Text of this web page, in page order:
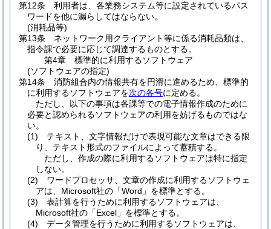
第12条
利用者は、各業務システム等に設定されているパス
ワードを他に漏らしてはならない。
(消耗品等)
第13条
ネットワーク用クライアント等に係る消耗品類は、
指令課で必要に応じて調達するものとする。
第4章
標準的に利用するソフトウェア
(ソフトウェアの指定)
第14条
消防組合内の情報共有を円滑に進めるため、標準的
に利用するソフトウェアを次の各号に定める。
ただし、以下の事項は各課等での電子情報作成のために
必要と認められるソフトウェアの利用を妨げるものではな
い。
(1)
テキスト、文字情報だけで表現可能な文章はできる限
り、テキスト形式のファイルによって蓄積する。
ただし、作成の際に利用するソフトウェアは特に指定
しない。
(2)
ワードプロセッサ、文章の作成に利用するソフトウェ
アは、Microsoft社の「Word」を標準とする。
(3)
表計算を行うために利用するソフトウェアは、
Microsoft社の「Excel」を標準とする。
(4)
データ管理を行うために利用するソフトウェアは、